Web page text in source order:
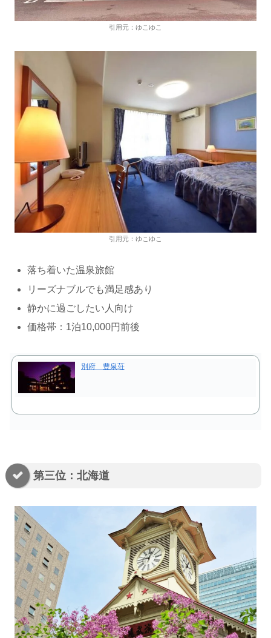
引用元：ゆこゆこ
引用元：ゆこゆこ
落ち着いた温泉旅館
リーズナブルでも満足感あり
静かに過ごしたい人向け
価格帯：1泊10,000円前後
別府 豊泉荘
第三位：北海道